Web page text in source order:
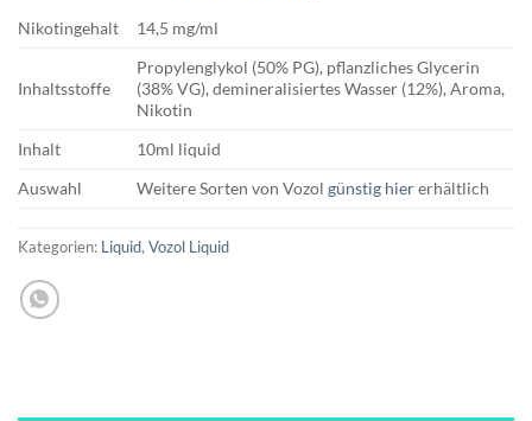
Nikotingehalt 14,5 mg/ml
Inhaltsstoffe
Propylenglykol (50% PG), pflanzliches Glycerin
(38% VG), demineralisiertes Wasser (12%), Aroma,
Nikotin
Inhalt
10ml liquid
Auswahl
Weitere Sorten von Vozolgünstig hiererhältlich
Kategorien: Liquid, Vozol Liquid